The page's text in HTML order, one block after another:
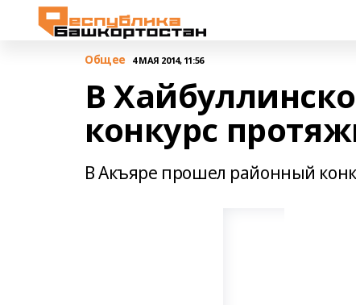
Общее 4 МАЯ 2014, 11:56
В
конкурс
В Акъяре прошел районный